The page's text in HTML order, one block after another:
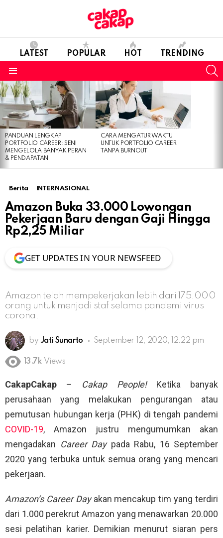
LATEST POPULAR HOT TRENDING
LATEST
STORIES
PANDUAN LENGKAP
PORTFOLIO CAREER: SENI
MENGELOLA BANYAK PERAN
& PENDAPATAN
CARA MENGATUR WAKTU
UNTUK PORTFOLIO CAREER
TANPA BURNOUT
Berita INTERNASIONAL
Amazon Buka 33.000 Lowongan
Pekerjaan Baru dengan Gaji Hingga
Rp2,25 Miliar
GET UPDATES IN YOUR NEWSFEED
Amazon telah mempekerjakan lebih dari 175.000
orang untuk menjadi staf selama pandemi virus
corona.
by Jati Sunarto September 12, 2020, 12:22 pm
13.7k Views
CakapCakap – Cakap People!Ketika banyak
perusahaan yang melakukan pengurangan atau
pemutusan hubungan kerja (PHK) di tengah pandemi
COVID-19, Amazon justru mengumumkan akan
mengadakan Career Daypada Rabu, 16 September
2020 yang terbuka untuk semua orang yang mencari
pekerjaan.
Amazon’s Career Dayakan mencakup tim yang terdiri
dari 1.000 perekrut Amazon yang menawarkan 20.000
sesi pelatihan karier. Demikian menurut siaran pers